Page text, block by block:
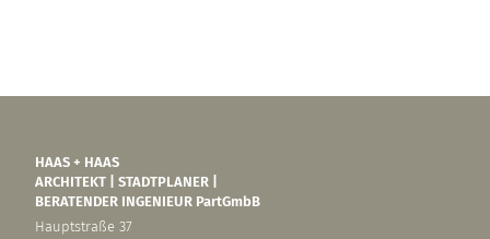
HAAS + HAAS
ARCHITEKT | STADTPLANER |
BERATENDER INGENIEUR PartGmbB
Hauptstraße 37